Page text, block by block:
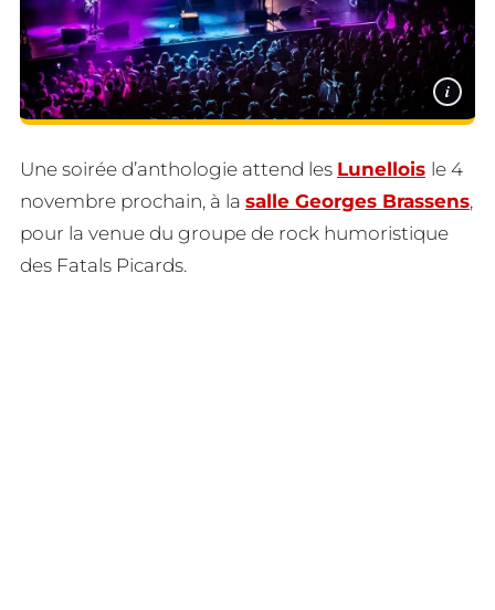
i
Une soirée d’anthologie attend les Lunellois le 4
novembre prochain, à la salle Georges Brassens,
pour la venue du groupe de rock humoristique
des Fatals Picards.